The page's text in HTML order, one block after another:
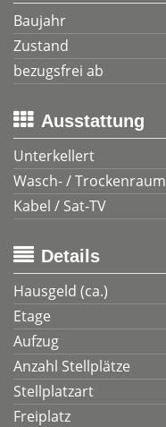
Baujahr
Zustand
bezugsfrei ab
Ausstattung
Unterkellert
Wasch- / Trockenraum
Kabel / Sat-TV
Details
Hausgeld (ca.)
Etage
Aufzug
Anzahl Stellplätze
Stellplatzart
Freiplatz